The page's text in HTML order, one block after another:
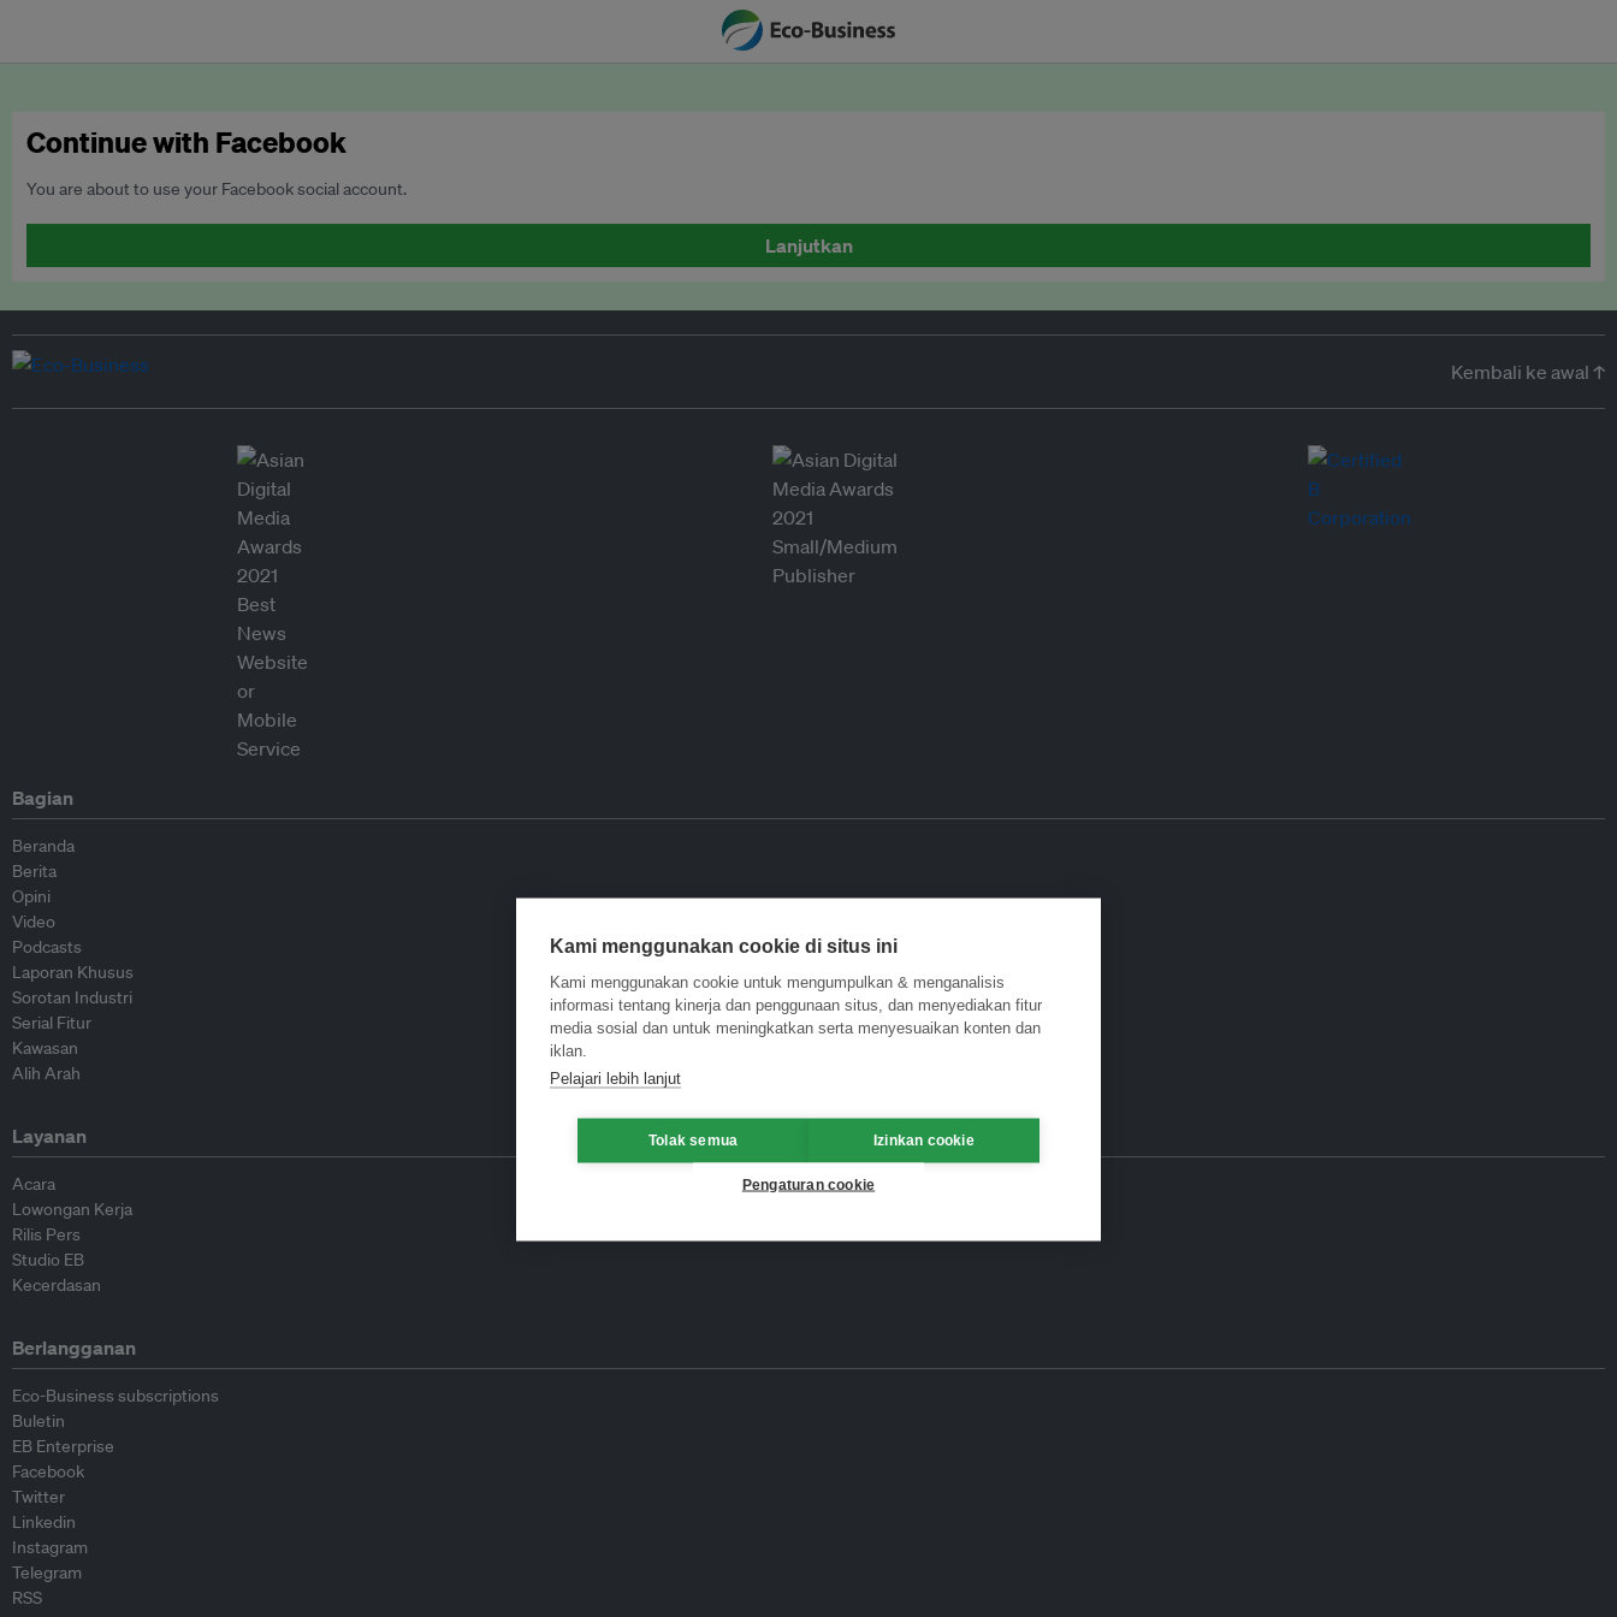
Continue with Facebook
You are about to use your Facebook social account.
Lanjutkan
Kembali ke awal ↑
Bagian
Beranda
Berita
Opini
Video
Podcasts
Laporan Khusus
Sorotan Industri
Serial Fitur
Kawasan
Alih Arah
Layanan
Acara
Lowongan Kerja
Rilis Pers
Studio EB
Kecerdasan
Berlangganan
Eco-Business subscriptions
Buletin
EB Enterprise
Facebook
Twitter
Linkedin
Instagram
Telegram
RSS
Kami menggunakan cookie di situs ini
Kami menggunakan cookie untuk mengumpulkan & menganalisis
informasi tentang kinerja dan penggunaan situs, dan menyediakan fitur
media sosial dan untuk meningkatkan serta menyesuaikan konten dan
iklan.
Pelajari lebih lanjut
Tolak semua Izinkan cookie
Pengaturan cookie